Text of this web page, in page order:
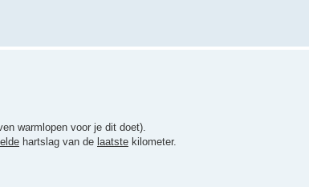
warmlopen voor je dit doet).
hartslag van de laatste kilometer.